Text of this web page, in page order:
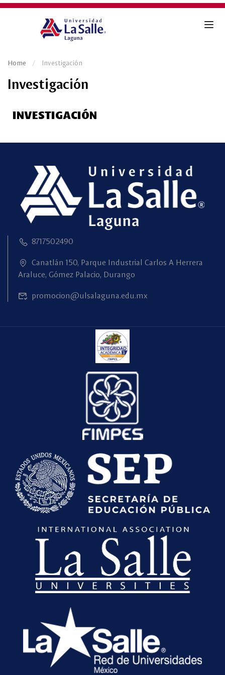
Home Investigación
Investigación
INVESTIGACIÓN
8717502490
Canatlán 150, Parque Industrial Carlos A Herrera
Araluce, Gómez Palacio, Durango
promocion@ulsalaguna.edu.mx